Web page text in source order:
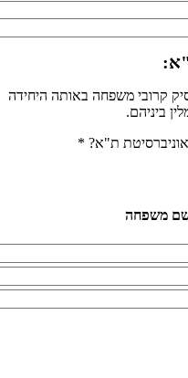
קרובי משפחה באותה היחידה
ביניהם.
ת"א? *
משפחה